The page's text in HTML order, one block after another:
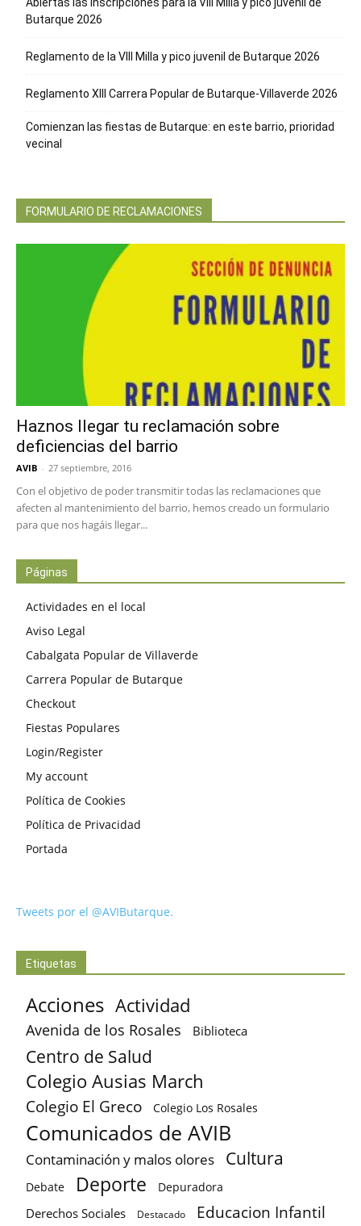
Butarque 2026
Reglamento de la VIII Milla y pico juvenil de Butarque 2026
Reglamento XIII Carrera Popular de Butarque-Villaverde 2026
Comienzan las fiestas de Butarque: en este barrio, prioridad
vecinal
FORMULARIO DE RECLAMACIONES
Haznos llegar tu reclamación sobre
deficiencias del barrio
AVIB - 27 septiembre, 2016
Con el objetivo de poder transmitir todas las reclamaciones que
afecten al mantenimiento del barrio, hemos creado un formulario
para que nos hagáis llegar...
Páginas
Actividades en el local
Aviso Legal
Cabalgata Popular de Villaverde
Carrera Popular de Butarque
Checkout
Fiestas Populares
Login/Register
My account
Política de Cookies
Política de Privacidad
Portada
Tweets por el @AVIButarque.
Etiquetas
Acciones Actividad
Avenida de los Rosales Biblioteca
Centro de Salud
Colegio Ausias March
Colegio El Greco Colegio Los Rosales
Comunicados de AVIB
Contaminación y malos olores Cultura
Debate Deporte Depuradora
Derechos Sociales Destacado Educacion Infantil